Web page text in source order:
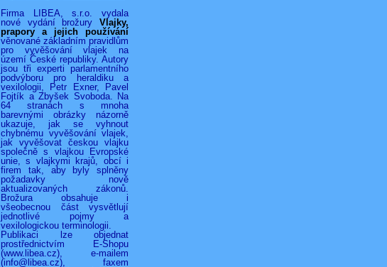
Firma LIBEA, s.r.o. vydala
nové vydání brožury Vlajky,
prapory a jejich používání
věnované základním pravidlům
pro vyvěšování vlajek na
území České republiky. Autory
jsou tři experti parlamentního
podvýboru pro heraldiku a
vexilologii, Petr Exner, Pavel
Fojtík a Zbyšek Svoboda. Na
64 stranách s mnoha
barevnými obrázky názorně
ukazuje, jak se vyhnout
chybnému vyvěšování vlajek,
jak vyvěšovat českou vlajku
společně s vlajkou Evropské
unie, s vlajkymi krajů, obcí i
firem tak, aby byly splněny
požadavky nově
aktualizovaných zákonů.
Brožura obsahuje i
všeobecnou část vysvětlují
jednotlivé pojmy a
vexilologickou terminologii.
Publikaci lze objednat
prostřednictvím E-Shopu
(www.libea.cz), e-mailem
(info@libea.cz), faxem